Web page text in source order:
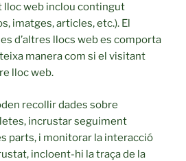
lloc web inclou contingut
imatges, articles, etc.). El
d’altres llocs web es comporta
manera com si el visitant
lloc web.
recollir dades sobre
incrustar seguiment
parts, i monitorar la interacció
incloent-hi la traça de la